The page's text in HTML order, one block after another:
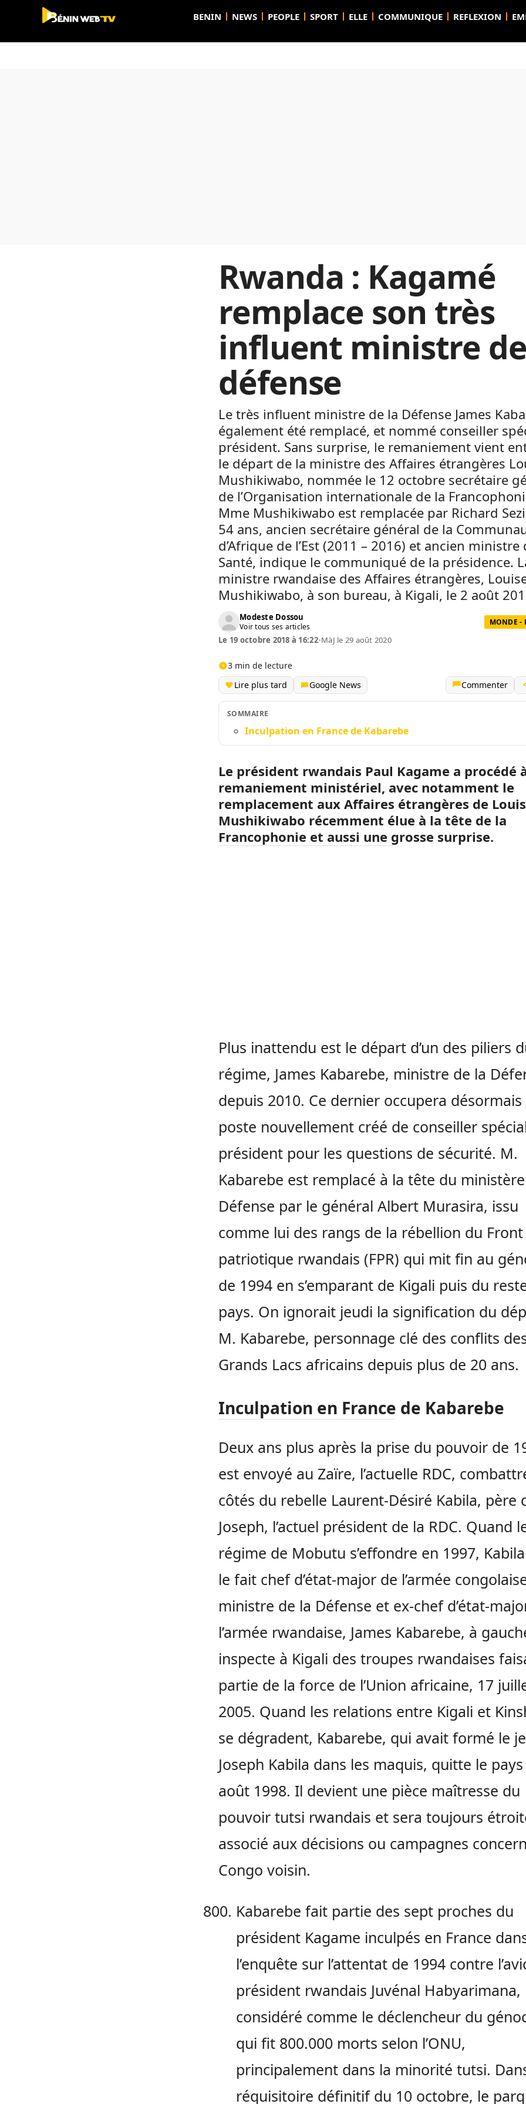
BENIN NEWS PEOPLE SPORT ELLE COMMUNIQUE REFLEXION
Rwanda : Kagamé
remplace son très
influent ministre
défense
Le très influent ministre de la Défense James
également été remplacé, et nommé conseiller
président. Sans surprise, le remaniement vient
le départ de la ministre des Affaires étrangères
Mushikiwabo, nommée le 12 octobre secrétaire
de l’Organisation internationale de la
Mme Mushikiwabo est remplacée par Richard
54 ans, ancien secrétaire général de la
d’Afrique de l’Est (2011 – 2016) et ancien ministre
Santé, indique le communiqué de la présidence.
ministre rwandaise des Affaires étrangères,
Mushikiwabo, à son bureau, à Kigali, le 2 août
Modeste Dossou
Voir tous ses articles MONDE -
Le 19 octobre 2018 à 16:22•MàJ le 29 août 2020
3 min de lecture
Lire plus tard
Google News Commenter
SOMMAIRE
Inculpation en France de Kabarebe
Le président rwandais Paul Kagame a procédé
remaniement ministériel, avec notamment le
remplacement aux Affaires étrangères de
Mushikiwabo récemment élue à la tête de la
Francophonie et aussi une grosse surprise.
Plus inattendu est le départ d’un des piliers
régime, James Kabarebe, ministre de la
depuis 2010. Ce dernier occupera désormais
poste nouvellement créé de conseiller
président pour les questions de sécurité. M.
Kabarebe est remplacé à la tête du
Défense par le général Albert Murasira, issu
comme lui des rangs de la rébellion du Front
patriotique rwandais (FPR) qui mit fin au
de 1994 en s’emparant de Kigali puis du
pays. On ignorait jeudi la signification du
M. Kabarebe, personnage clé des conflits
Grands Lacs africains depuis plus de 20 ans.
Inculpation en France de Kabarebe
Deux ans plus après la prise du pouvoir de
est envoyé au Zaïre, l’actuelle RDC,
côtés du rebelle Laurent-Désiré Kabila, père
Joseph, l’actuel président de la RDC. Quand
régime de Mobutu s’effondre en 1997,
le fait chef d’état-major de l’armée
ministre de la Défense et ex-chef d’état-
l’armée rwandaise, James Kabarebe, à
inspecte à Kigali des troupes rwandaises
partie de la force de l’Union africaine, 17
2005. Quand les relations entre Kigali et
se dégradent, Kabarebe, qui avait formé le
Joseph Kabila dans les maquis, quitte le
août 1998. Il devient une pièce maîtresse du
pouvoir tutsi rwandais et sera toujours
associé aux décisions ou campagnes
Congo voisin.
Kabarebe fait partie des sept proches du
président Kagame inculpés en France
l’enquête sur l’attentat de 1994 contre
président rwandais Juvénal Habyarimana,
considéré comme le déclencheur du
qui fit 800.000 morts selon l’ONU,
principalement dans la minorité tutsi.
réquisitoire définitif du 10 octobre, le